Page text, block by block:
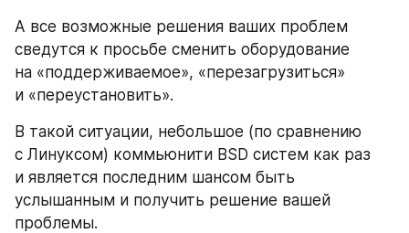
А все возможные решения ваших проблем
сведутся к просьбе сменить оборудование
на «поддерживаемое», «перезагрузиться»
и «переустановить».
В такой ситуации, небольшое (по сравнению
с Линуксом) коммьюнити BSD систем как раз
и является последним шансом быть
услышанным и получить решение вашей
проблемы.